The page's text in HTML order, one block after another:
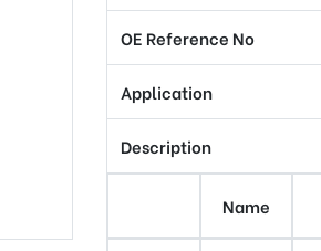
OE Reference No
Application
Description
Name